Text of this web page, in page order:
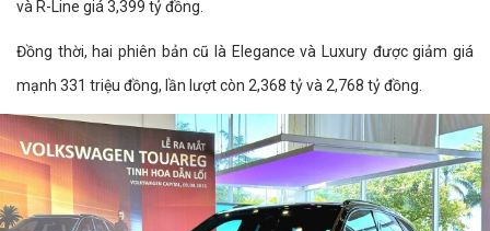
và R-Line giá 3,399 tỷ đồng.
Đồng thời, hai phiên bản cũ là Elegance và Luxury được giảm giá
mạnh 331 triệu đồng, lần lượt còn 2,368 tỷ và 2,768 tỷ đồng.